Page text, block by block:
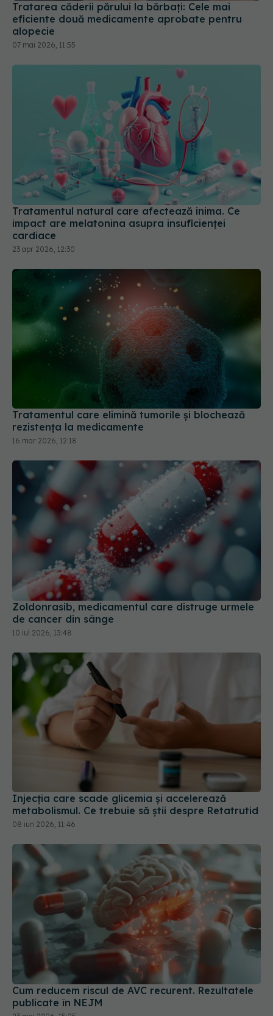
Tratarea căderii părului la bărbați: Cele mai
eficiente două medicamente aprobate pentru
alopecie
07 mai 2026, 11:55
Tratamentul natural care afectează inima. Ce
impact are melatonina asupra insuficienței
cardiace
23 apr 2026, 12:30
Tratamentul care elimină tumorile și blochează
rezistența la medicamente
16 mar 2026, 12:18
Zoldonrasib, medicamentul care distruge urmele
de cancer din sânge
10 iul 2026, 13:48
Injecția care scade glicemia și accelerează
metabolismul. Ce trebuie să știi despre Retatrutid
08 iun 2026, 11:46
Cum reducem riscul de AVC recurent. Rezultatele
publicate în NEJM